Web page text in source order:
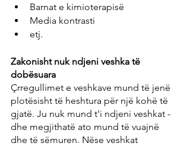
Barnat e kimioterapisë
Media kontrasti
etj.
Zakonisht nuk ndjeni veshka të
dobësuara
Çrregullimet e veshkave mund të jenë
plotësisht të heshtura për një kohë të
gjatë. Ju nuk mund t'i ndjeni veshkat -
dhe megjithatë ato mund të vuajnë
dhe të sëmuren. Nëse veshkat